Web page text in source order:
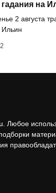
гадания на
2 августа
Ильин
Любое